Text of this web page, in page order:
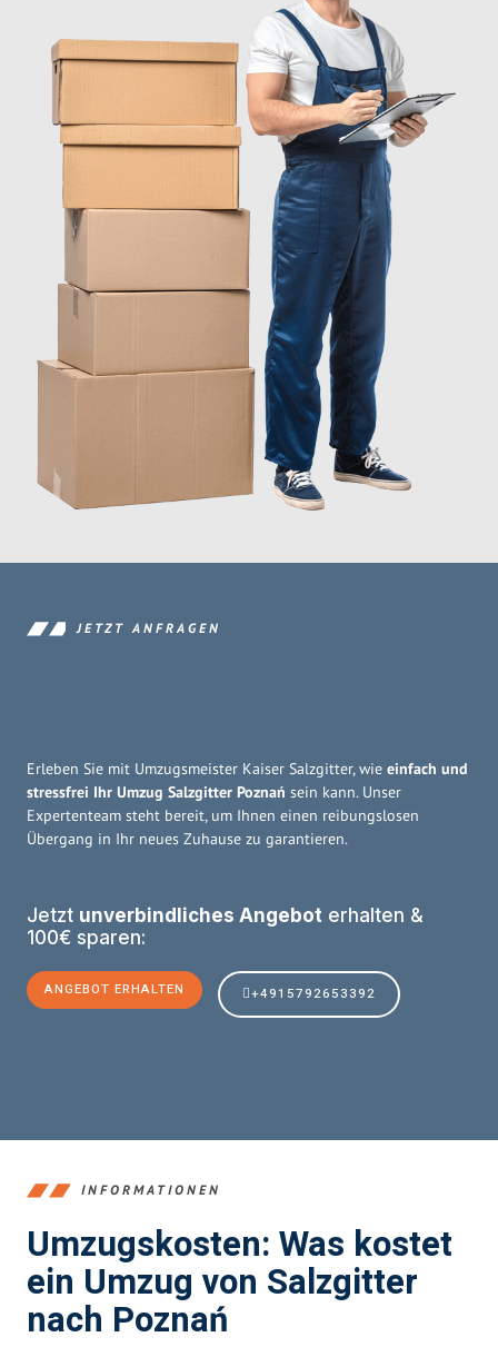
JETZT ANFRAGEN
Erleben Sie mit Umzugsmeister Kaiser Salzgitter, wie einfach und
stressfrei Ihr Umzug Salzgitter Poznań sein kann. Unser
Expertenteam steht bereit, um Ihnen einen reibungslosen
Übergang in Ihr neues Zuhause zu garantieren.
Jetzt unverbindliches Angebot erhalten &
100€ sparen:
ANGEBOT ERHALTEN +4915792653392
INFORMATIONEN
Umzugskosten: Was kostet
ein Umzug von Salzgitter
nach Poznań